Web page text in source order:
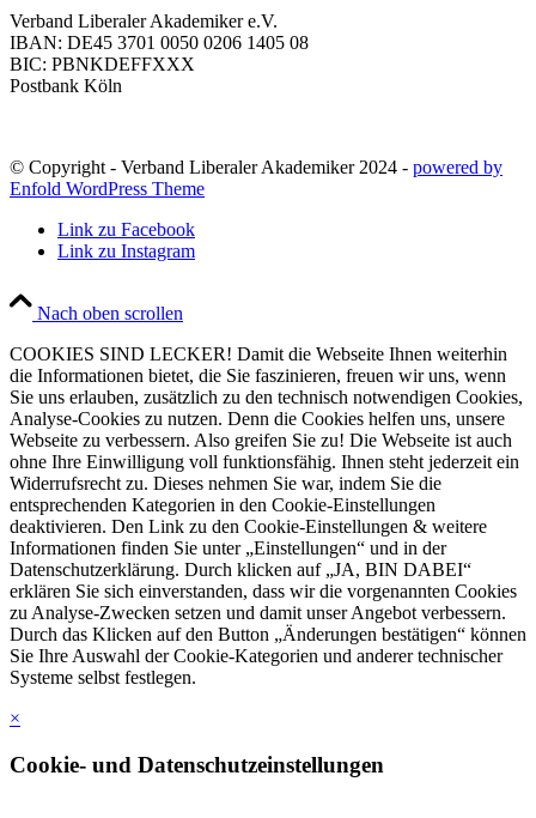
Verband Liberaler Akademiker e.V.
IBAN: DE45 3701 0050 0206 1405 08
BIC: PBNKDEFFXXX
Postbank Köln
© Copyright - Verband Liberaler Akademiker 2024 - powered by
Enfold WordPress Theme
Link zu Facebook
Link zu Instagram
Nach oben scrollen
COOKIES SIND LECKER! Damit die Webseite Ihnen weiterhin
die Informationen bietet, die Sie faszinieren, freuen wir uns, wenn
Sie uns erlauben, zusätzlich zu den technisch notwendigen Cookies,
Analyse-Cookies zu nutzen. Denn die Cookies helfen uns, unsere
Webseite zu verbessern. Also greifen Sie zu! Die Webseite ist auch
ohne Ihre Einwilligung voll funktionsfähig. Ihnen steht jederzeit ein
Widerrufsrecht zu. Dieses nehmen Sie war, indem Sie die
entsprechenden Kategorien in den Cookie-Einstellungen
deaktivieren. Den Link zu den Cookie-Einstellungen & weitere
Informationen finden Sie unter „Einstellungen“ und in der
Datenschutzerklärung. Durch klicken auf „JA, BIN DABEI“
erklären Sie sich einverstanden, dass wir die vorgenannten Cookies
zu Analyse-Zwecken setzen und damit unser Angebot verbessern.
Durch das Klicken auf den Button „Änderungen bestätigen“ können
Sie Ihre Auswahl der Cookie-Kategorien und anderer technischer
Systeme selbst festlegen.
×
Cookie- und Datenschutzeinstellungen